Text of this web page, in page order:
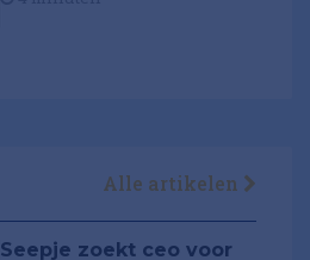
Alle artikelen
Seepje zoekt ceo voor